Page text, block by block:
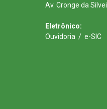
Av. Cronge da
Eletrônico:
Ouvidoria / e-SIC